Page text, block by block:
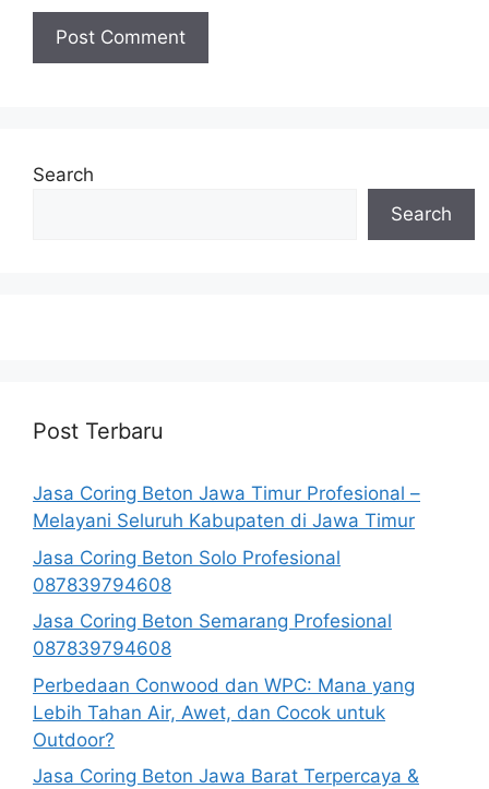
Search
Search
Post Terbaru
Jasa Coring Beton Jawa Timur Profesional –
Melayani Seluruh Kabupaten di Jawa Timur
Jasa Coring Beton Solo Profesional
087839794608
Jasa Coring Beton Semarang Profesional
087839794608
Perbedaan Conwood dan WPC: Mana yang
Lebih Tahan Air, Awet, dan Cocok untuk
Outdoor?
Jasa Coring Beton Jawa Barat Terpercaya &